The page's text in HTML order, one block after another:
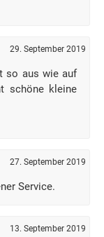
29. September 2019
so aus wie auf
schöne kleine
27. September 2019
Service.
13. September 2019